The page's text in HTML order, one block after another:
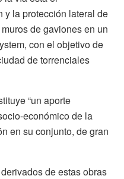
y la protección lateral de
de gaviones en un
con el objetivo de
de torrenciales
“un aporte
económico de la
en su conjunto, de gran
de estas obras